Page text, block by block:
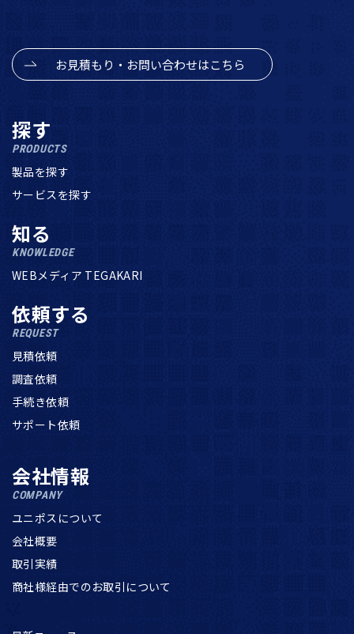
お見積もり・お問い合わせはこちら
探す
PRODUCTS
製品を探す
サービスを探す
知る
KNOWLEDGE
WEBメディア TEGAKARI
依頼する
REQUEST
見積依頼
調査依頼
手続き依頼
サポート依頼
会社情報
COMPANY
ユニポスについて
会社概要
取引実績
商社様経由でのお取引について